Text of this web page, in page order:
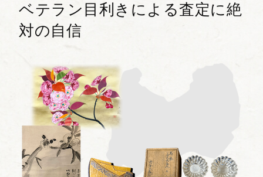
ベテラン目利きによる査定に絶
対の自信